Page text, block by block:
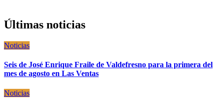
Últimas noticias
Noticias
Seis de José Enrique Fraile de Valdefresno para la primera del
mes de agosto en Las Ventas
Noticias